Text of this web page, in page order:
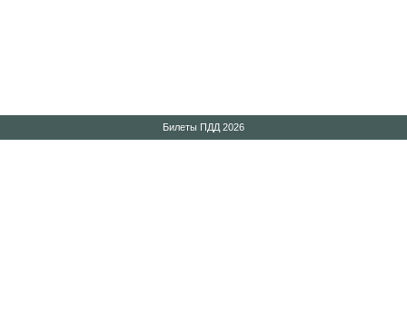
Билеты ПДД 2026